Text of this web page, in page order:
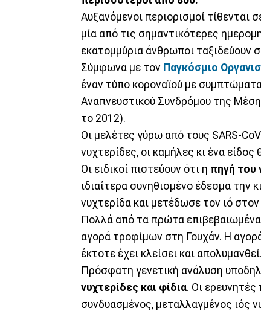
Aυξανόμενοι περιορισμοί
μία από τις σημαντικότερες
εκατομμύρια άνθρωποι ταξιδεύουν
Σύμφωνα με τον Παγκόσμιο
έναν τύπο κοροναϊού με
Αναπνευστικού Συνδρόμου της
το 2012).
Οι μελέτες γύρω από τους SARS-
νυχτερίδες, οι καμήλες κι ένα
Οι ειδικοί πιστεύουν ότι η πηγή του
ιδιαίτερα συνηθισμένο έδεσμα την
νυχτερίδα και μετέδωσε τον ιό
Πολλά από τα πρώτα
αγορά τροφίμων στη Γουχάν. Η
έκτοτε έχει κλείσει και απολυμανθεί.
Πρόσφατη γενετική ανάλυση
νυχτερίδες και φίδια. Οι ερευνητές
συνδυασμένος, μεταλλαγμένος ιός